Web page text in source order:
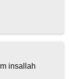
insallah